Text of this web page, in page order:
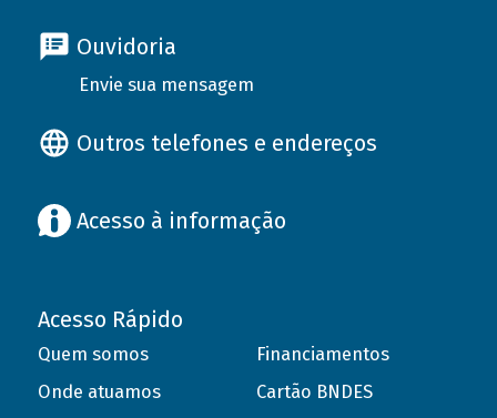
Ouvidoria
Envie sua mensagem
Outros telefones e endereços
Acesso à informação
Acesso Rápido
Quem somos
Onde atuamos
Financiamentos
Cartão BNDES